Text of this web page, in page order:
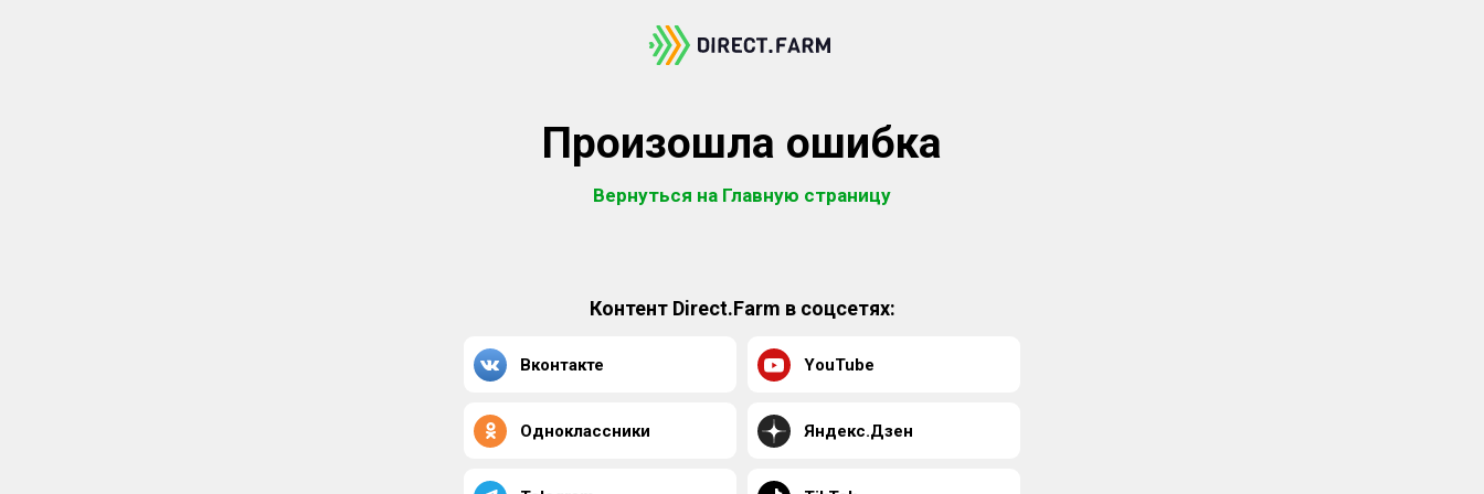
Произошла ошибка
Вернуться на Главную страницу
Контент Direct.Farm в соцсетях:
Вконтакте YouTube
Одноклассники Яндекс.Дзен